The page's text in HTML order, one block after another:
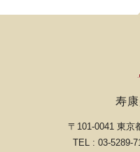
寿
〒101-0041 東京
TEL : 03-5289-